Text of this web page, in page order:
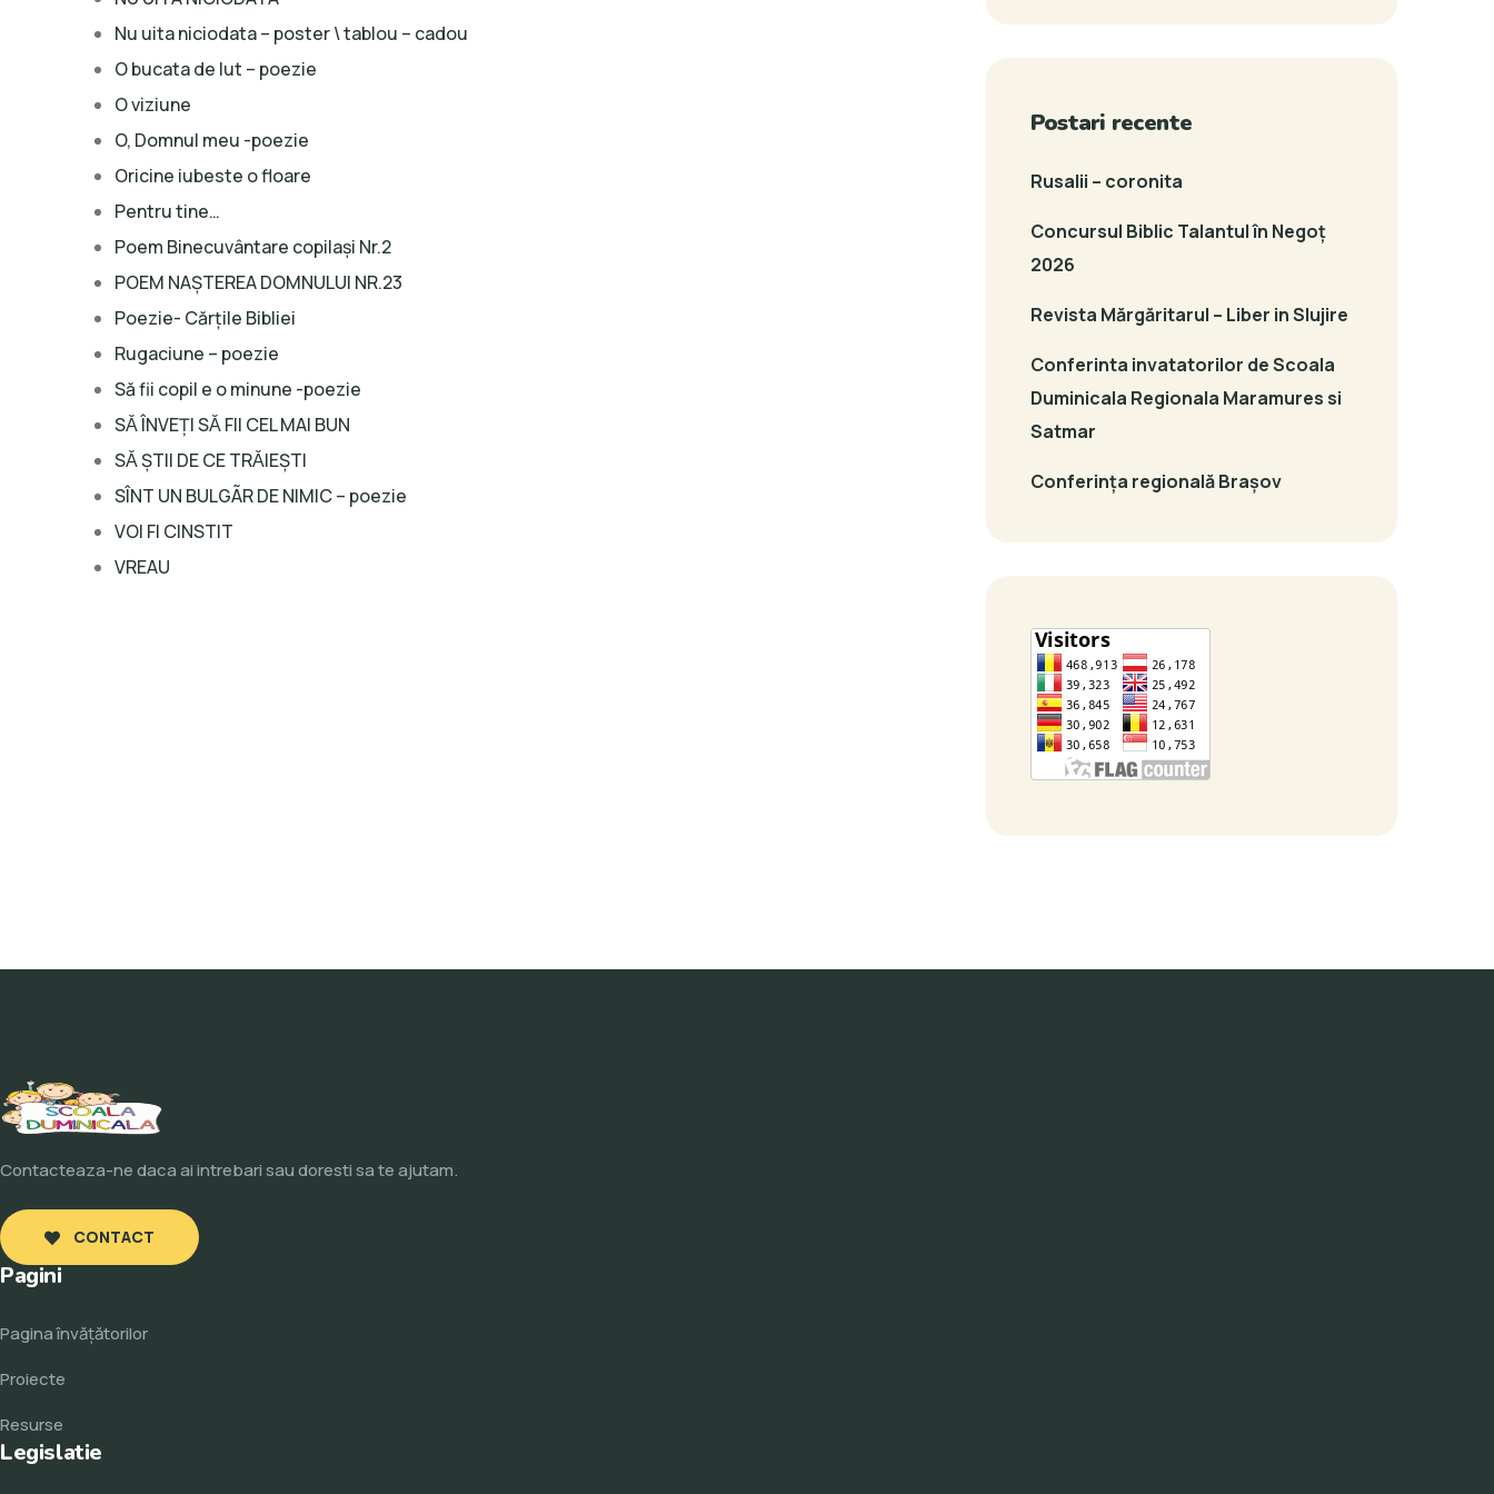
Nu uita niciodata – poster \ tablou – cadou
O bucata de lut – poezie
O viziune
O, Domnul meu -poezie
Oricine iubeste o floare
Pentru tine…
Poem Binecuvântare copilași Nr.2
POEM NAȘTEREA DOMNULUI NR.23
Poezie- Cărţile Bibliei
Rugaciune – poezie
Să fii copil e o minune -poezie
SǍ ÎNVEŢI SǍ FII CEL MAI BUN
SǍ ŞTII DE CE TRǍIEŞTI
SÎNT UN BULGÃR DE NIMIC – poezie
VOI FI CINSTIT
VREAU
Postari recente
Rusalii – coronita
Concursul Biblic Talantul în Negoț
2026
Revista Mărgăritarul – Liber in Slujire
Conferinta invatatorilor de Scoala
Duminicala Regionala Maramures si
Satmar
Conferința regională Brașov
Contacteaza-ne daca ai intrebari sau doresti sa te ajutam.
CONTACT
Pagini
Pagina învăţătorilor
Proiecte
Resurse
Legislatie